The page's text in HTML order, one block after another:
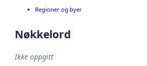
Regioner og byer
Nøkkelord
Ikke oppgitt